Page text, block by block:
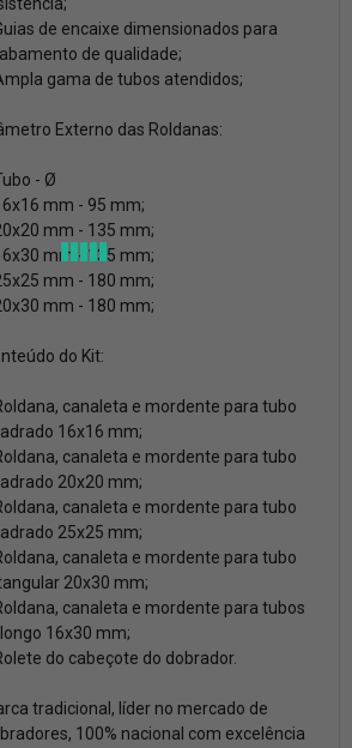
de encaixe dimensionados para
de qualidade;
gama de tubos atendidos;
Externo das Roldanas:
- Ø
mm - 95 mm;
mm - 135 mm;
mm - 135 mm;
mm - 180 mm;
mm - 180 mm;
do Kit:
canaleta e mordente para tubo
16x16 mm;
canaleta e mordente para tubo
20x20 mm;
canaleta e mordente para tubo
25x25 mm;
canaleta e mordente para tubo
20x30 mm;
canaleta e mordente para tubos
16x30 mm;
do cabeçote do dobrador.
tradicional, líder no mercado de
100% nacional com excelência